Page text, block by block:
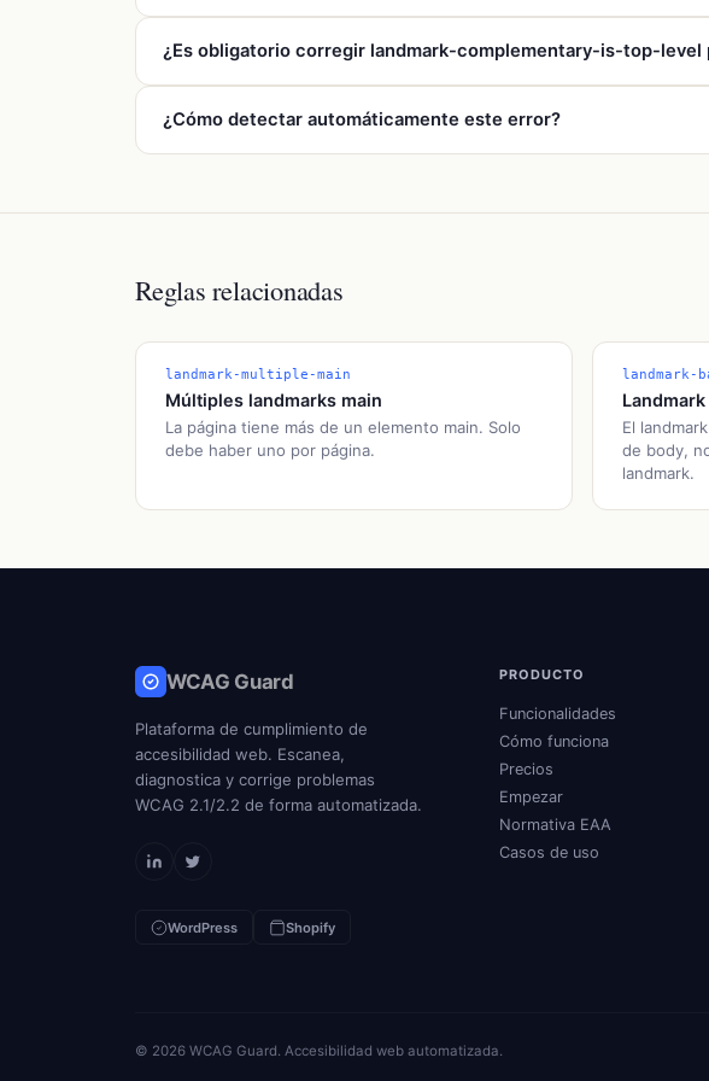
301 549 (requisito 9.1.3.1), que es la referencia técnica exigida por
¿Es obligatorio corregir landmark-complementary-is-top-level
consumidores cumplan WCAG 2.1 nivel AA. El criterio 1.3.1 forma
necesario para cumplir la normativa.
¿Cómo detectar automáticamente este error?
Reglas relacionadas
landmark-multiple-main
Múltiples landmarks main
La página tiene más de un elemento main. Solo
debe haber uno por página.
landmark-
El
de body,
landmark.
WCAG Guard
Plataforma de cumplimiento de
accesibilidad web. Escanea,
diagnostica y corrige problemas
WCAG 2.1/2.2 de forma automatizada.
WordPress Shopify
PRODUCTO
Funcionalidades
Cómo funciona
Precios
Empezar
Normativa EAA
Casos de uso
© 2026 WCAG Guard. Accesibilidad web automatizada.